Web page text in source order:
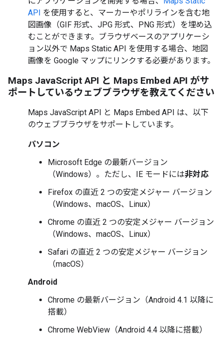
API を使用すると、マーカーやポリラインを含む地
図画像（GIF 形式、JPG 形式、PNG 形式）を埋め込
むことができます。ブラウザベースのアプリケーシ
ョン以外で Maps Static API を使用する場合、地図
画像を Google マップにリンクする必要があります。
Maps JavaScript API と Maps Embed API がサ
ポートしているウェブブラウザを教えてください
Maps JavaScript API と Maps Embed API は、以下
のウェブブラウザをサポートしています。
パソコン
Microsoft Edge の最新バージョン
（Windows）。ただし、IE モードには非対応
Firefox の直近 2 つの安定メジャー バージョン
（Windows、macOS、Linux）
Chrome の直近 2 つの安定メジャー バージョン
（Windows、macOS、Linux）
Safari の直近 2 つの安定メジャー バージョン
（macOS）
Android
Chrome の最新バージョン（Android 4.1 以降に
搭載）
Chrome WebView（Android 4.4 以降に搭載）